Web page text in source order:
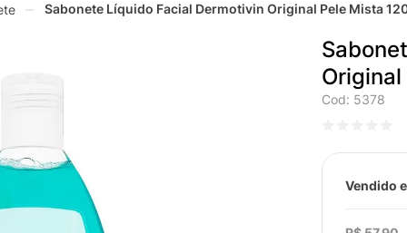
Sabonete Líquido Facial Dermotivin Original Pele Mista
Cod: 5378
Vendido